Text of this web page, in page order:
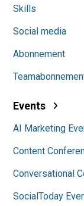
Skills
Social media
Abonnement
Events
AI Marketing
Content
Conversational
SocialToday